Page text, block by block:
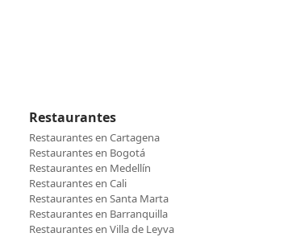
Restaurantes
Restaurantes en Cartagena
Restaurantes en Bogotá
Restaurantes en Medellín
Restaurantes en Cali
Restaurantes en Santa Marta
Restaurantes en Barranquilla
Restaurantes en Villa de Leyva